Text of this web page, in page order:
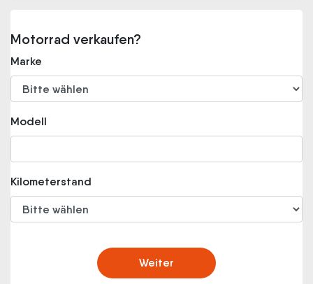
Motorrad verkaufen?
Marke
Modell
Kilometerstand
Weiter